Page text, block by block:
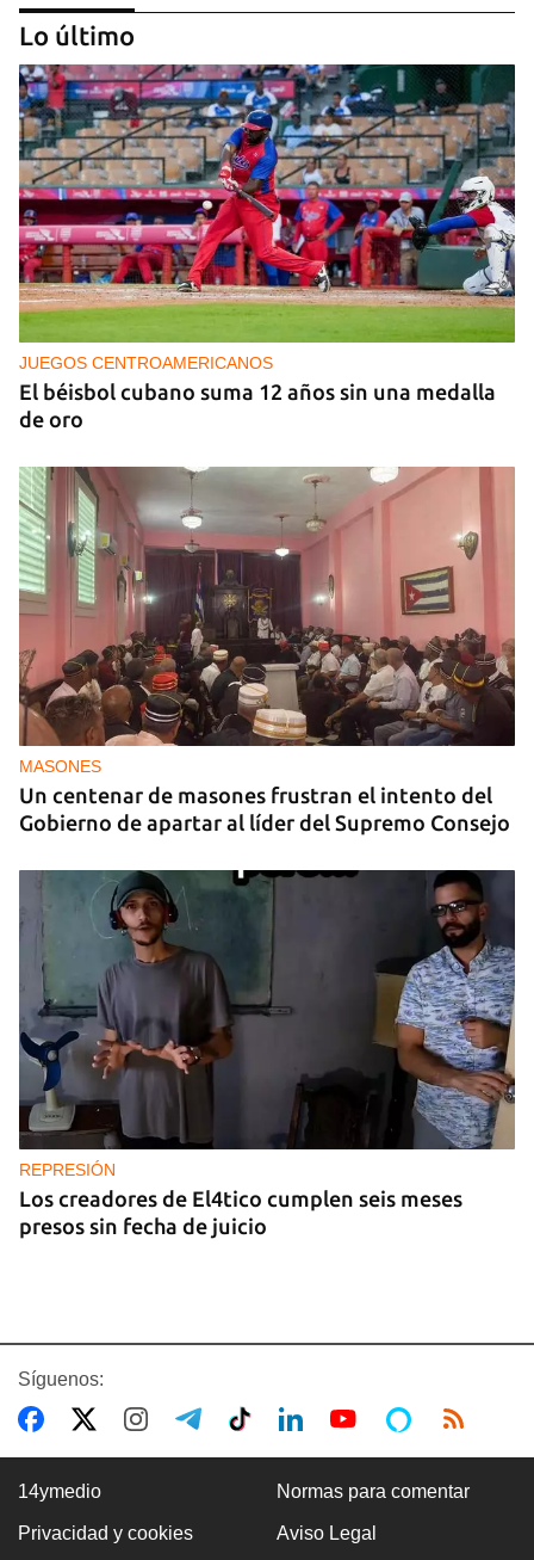
NICARAGUA
EE UU propone a la OEA convocar a los
cancilleres para "tomar medidas" contra las
decisiones de Ortega
Lo último
JUEGOS CENTROAMERICANOS
El béisbol cubano suma 12 años sin una medalla
de oro
MASONES
Un centenar de masones frustran el intento del
Gobierno de apartar al líder del Supremo Consejo
REPRESIÓN
Los creadores de El4tico cumplen seis meses
presos sin fecha de juicio
Síguenos:
14ymedio Normas para comentar
Privacidad y cookies Aviso Legal